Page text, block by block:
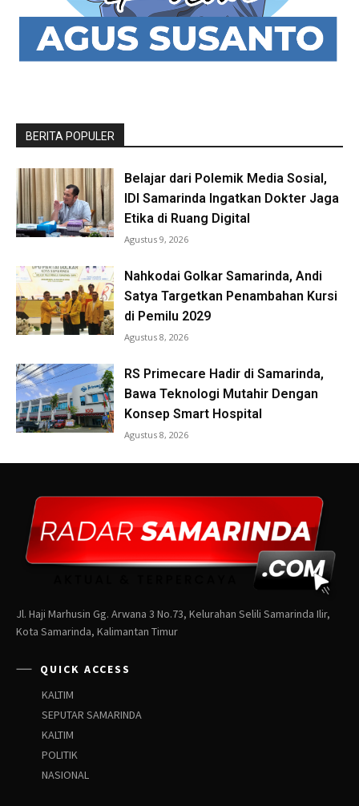
Jl. Haji Marhusin Gg. Arwana 3 No.73, Kelurahan Selili Samarinda Ilir,
Kota Samarinda, Kalimantan Timur
QUICK ACCESS
KALTIM
SEPUTAR SAMARINDA
KALTIM
POLITIK
NASIONAL